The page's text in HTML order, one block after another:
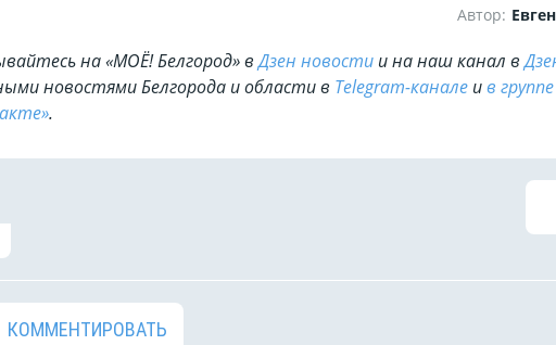
Автор:
на «МОЁ! Белгород» вДзен новости и на наш канал в
новостями Белгорода и области в Telegram-канале ив
.
КОММЕНТИРОВАТЬ